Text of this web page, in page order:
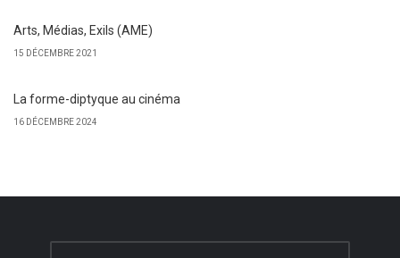
Arts, Médias, Exils (AME)
15 DÉCEMBRE 2021
La forme-diptyque au cinéma
16 DÉCEMBRE 2024